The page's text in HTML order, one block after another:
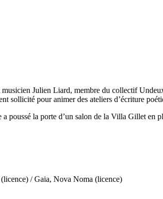
Julien Liard, membre du collectif
sollicité pour animer des ateliers d’écriture
la porte d’un salon de la Villa Gillet en
/ Gaia, Nova Noma (licence)